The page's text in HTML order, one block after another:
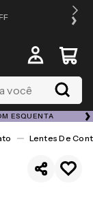
ESQUENTA
Lentes De